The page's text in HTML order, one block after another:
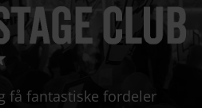
få fantastiske fordeler